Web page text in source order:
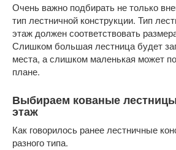
Очень важно подбирать не только
тип лестничной конструкции. Тип
этаж должен соответствовать
Слишком большая лестница будет
места, а слишком маленькая может
плане.
Выбираем кованые
этаж
Как говорилось ранее лестничные
разного типа.